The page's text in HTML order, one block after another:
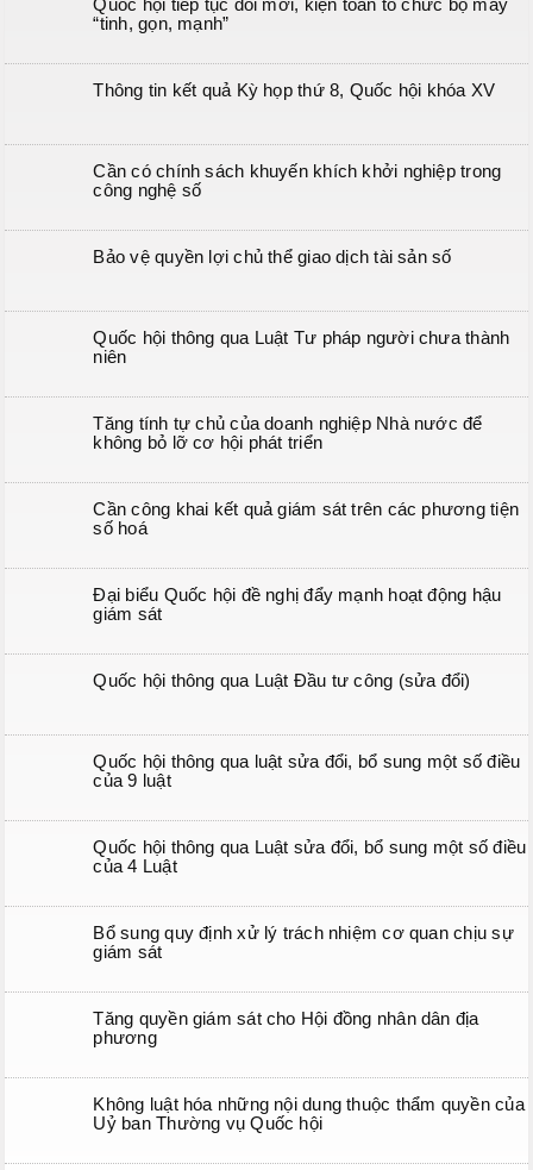
Quốc hội tiếp tục đổi mới, kiện toàn tổ chức bộ máy
“tinh, gọn, mạnh”
Thông tin kết quả Kỳ họp thứ 8, Quốc hội khóa XV
Cần có chính sách khuyến khích khởi nghiệp trong
công nghệ số
Bảo vệ quyền lợi chủ thể giao dịch tài sản số
Quốc hội thông qua Luật Tư pháp người chưa thành
niên
Tăng tính tự chủ của doanh nghiệp Nhà nước để
không bỏ lỡ cơ hội phát triển
Cần công khai kết quả giám sát trên các phương tiện
số hoá
Đại biểu Quốc hội đề nghị đẩy mạnh hoạt động hậu
giám sát
Quốc hội thông qua Luật Đầu tư công (sửa đổi)
Quốc hội thông qua luật sửa đổi, bổ sung một số điều
của 9 luật
Quốc hội thông qua Luật sửa đổi, bổ sung một số điều
của 4 Luật
Bổ sung quy định xử lý trách nhiệm cơ quan chịu sự
giám sát
Tăng quyền giám sát cho Hội đồng nhân dân địa
phương
Không luật hóa những nội dung thuộc thẩm quyền của
Uỷ ban Thường vụ Quốc hội